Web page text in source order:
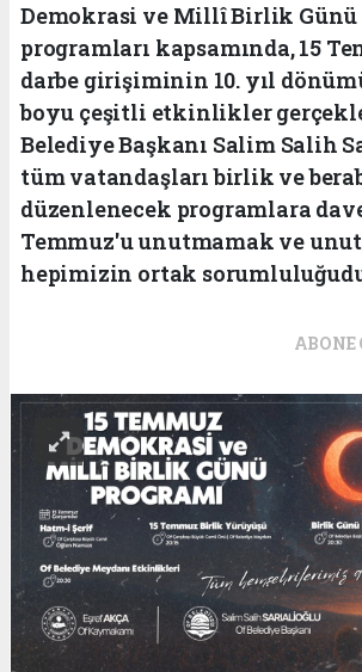
Demokrasi ve Millî Birlik Günü
programları kapsamında, 15
darbe girişiminin 10. yıl
boyu çeşitli etkinlikler
Belediye Başkanı Salim Salih
tüm vatandaşları birlik ve
düzenlenecek programlara
Temmuz'u unutmamak ve
hepimizin ortak
ABONE